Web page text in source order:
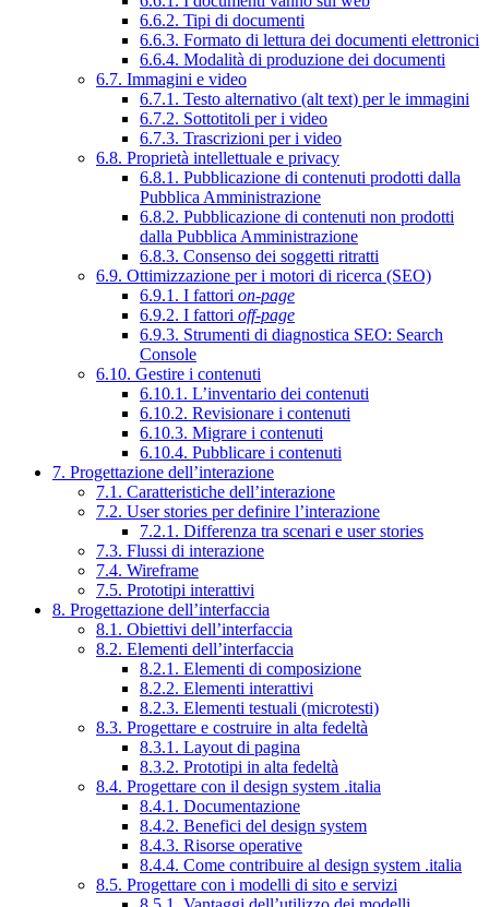
6.6.2. Tipi di documenti
6.6.3. Formato di lettura dei documenti elettronici
6.6.4. Modalità di produzione dei documenti
6.7. Immagini e video
6.7.1. Testo alternativo (alt text) per le immagini
6.7.2. Sottotitoli per i video
6.7.3. Trascrizioni per i video
6.8. Proprietà intellettuale e privacy
6.8.1. Pubblicazione di contenuti prodotti dalla
Pubblica Amministrazione
6.8.2. Pubblicazione di contenuti non prodotti
dalla Pubblica Amministrazione
6.8.3. Consenso dei soggetti ritratti
6.9. Ottimizzazione per i motori di ricerca (SEO)
6.9.1. I fattori on-page
6.9.2. I fattori off-page
6.9.3. Strumenti di diagnostica SEO: Search
Console
6.10. Gestire i contenuti
6.10.1. L’inventario dei contenuti
6.10.2. Revisionare i contenuti
6.10.3. Migrare i contenuti
6.10.4. Pubblicare i contenuti
7. Progettazione dell’interazione
7.1. Caratteristiche dell’interazione
7.2. User stories per definire l’interazione
7.2.1. Differenza tra scenari e user stories
7.3. Flussi di interazione
7.4. Wireframe
7.5. Prototipi interattivi
8. Progettazione dell’interfaccia
8.1. Obiettivi dell’interfaccia
8.2. Elementi dell’interfaccia
8.2.1. Elementi di composizione
8.2.2. Elementi interattivi
8.2.3. Elementi testuali (microtesti)
8.3. Progettare e costruire in alta fedeltà
8.3.1. Layout di pagina
8.3.2. Prototipi in alta fedeltà
8.4. Progettare con il design system .italia
8.4.1. Documentazione
8.4.2. Benefici del design system
8.4.3. Risorse operative
8.4.4. Come contribuire al design system .italia
8.5. Progettare con i modelli di sito e servizi